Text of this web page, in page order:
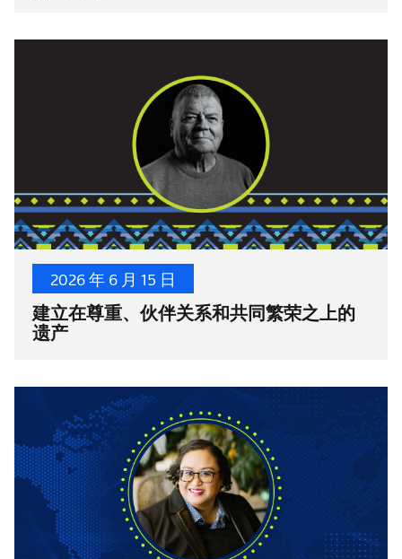
2026 年 6 月 15 日
建立在尊重、伙伴关系和共同繁荣之上的
遗产